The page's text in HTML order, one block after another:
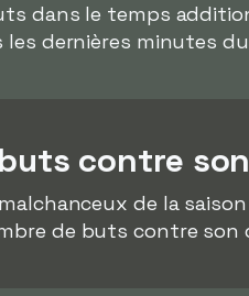
dans le temps
les dernières minutes
contre
de la
de buts contre son